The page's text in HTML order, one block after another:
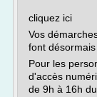
cliquez ici
Vos
font désormais
Pour les
d'accès
de 9h à 16h